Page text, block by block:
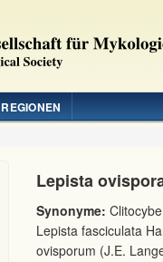
REGIONEN
Lepista
Synonyme:
Lepista fasciculata
ovisporum (J.E.